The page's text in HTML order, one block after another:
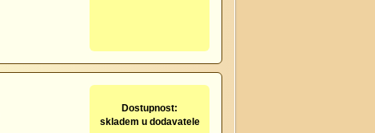
Dostupnost:
skladem u dodavatele